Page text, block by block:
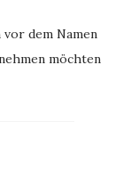
dem Namen
möchten